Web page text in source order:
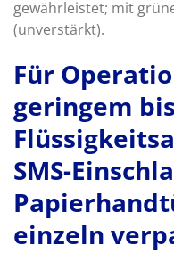
gewährleistet; mit
(unverstärkt).
Für
geringem
SMS-
einzeln